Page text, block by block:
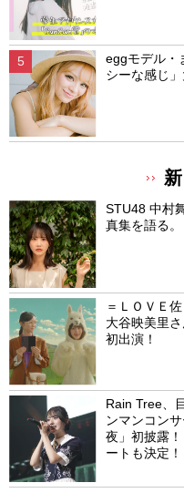
eggモデル・
シーな感じ
STU48 中村
真集を語る。
＝ＬＯＶＥ
大谷映美里
初出演！
Rain Tree、
ンマンコン
夜」初披露
ートも決定！